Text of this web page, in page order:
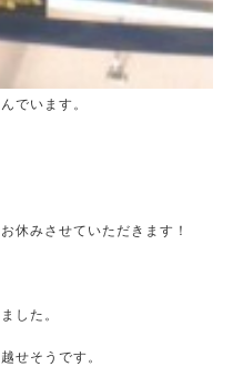
でいます。
休みさせていただきます！
した。
せそうです。